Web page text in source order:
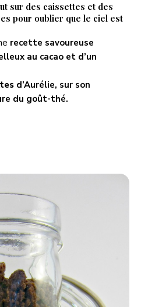
sur des caissettes et des
pour oublier que le ciel est
recette savoureuse
au cacao et d’un
d’Aurélie, sur son
du goût-thé.